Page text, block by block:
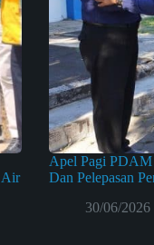
Air
Apel Pagi PDAM
Dan Pelepasan
30/06/2026